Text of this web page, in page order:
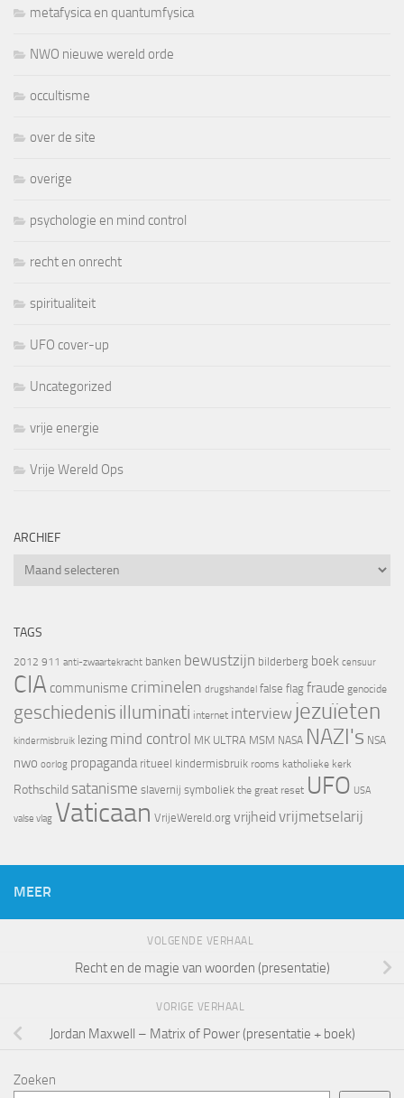
metafysica en quantumfysica
NWO nieuwe wereld orde
occultisme
over de site
overige
psychologie en mind control
recht en onrecht
spiritualiteit
UFO cover-up
Uncategorized
vrije energie
Vrije Wereld Ops
ARCHIEF
Archief
TAGS
2012 911 anti-zwaartekracht banken bewustzijn bilderberg boek censuur
CIA communisme criminelen drugshandel false flag fraude genocide
geschiedenis illuminati internet interview jezuïeten
kindermisbruik lezing mind control MK ULTRA MSM NASA NAZI's NSA
nwo oorlog propaganda ritueel kindermisbruik rooms katholieke kerk
Rothschild satanisme slavernij symboliek the great reset UFO USA
valse vlag Vaticaan VrijeWereld.org vrijheid vrijmetselarij
MEER
VOLGENDE VERHAAL
Recht en de magie van woorden (presentatie)
VORIGE VERHAAL
Jordan Maxwell – Matrix of Power (presentatie + boek)
Zoeken